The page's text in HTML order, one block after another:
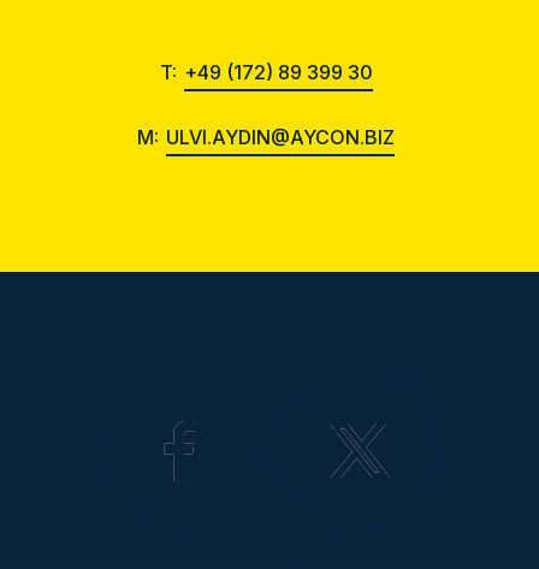
T: +49 (172) 89 399 30
M: ULVI.AYDIN@AYCON.BIZ